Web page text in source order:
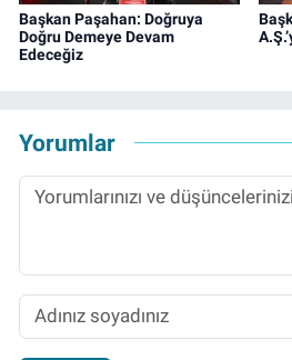
Başkan Paşahan: Doğruya
Doğru Demeye Devam
Edeceğiz
Yorumlar